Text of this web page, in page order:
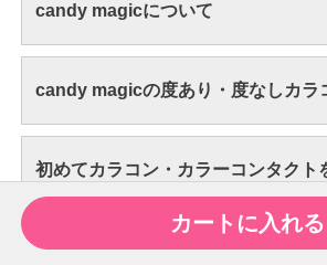
candy magicについて
candy magicの度あり・度なしカラ
初めてカラコン・カラーコンタクト
カートに入れる